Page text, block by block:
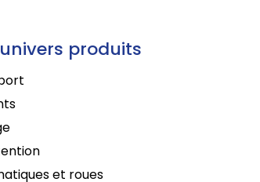
produits
et roues